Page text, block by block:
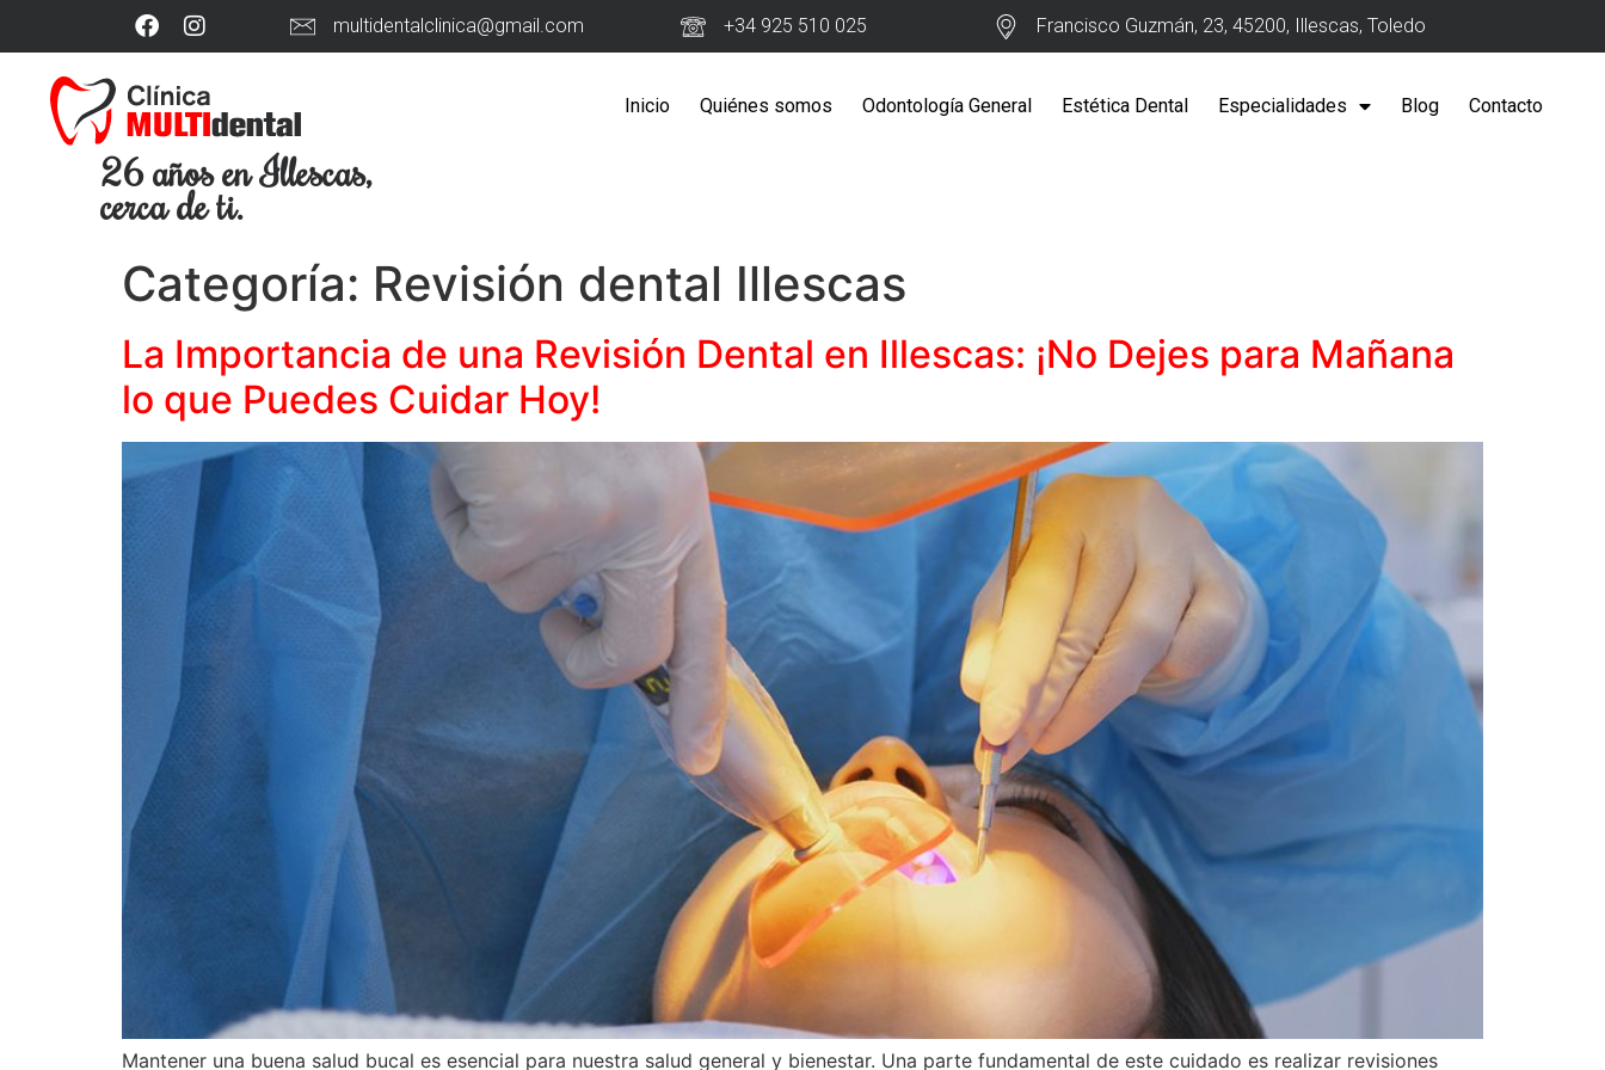
multidentalclinica@gmail.com +34 925 510 025 Francisco Guzmán, 23, 45200, Illescas, Toledo
26 años en Illescas,
cerca de ti.
Inicio Quiénes somos Odontología General Estética Dental Especialidades Blog Contacto
Categoría: Revisión dental Illescas
La Importancia de una Revisión Dental en Illescas: ¡No Dejes para Mañana
lo que Puedes Cuidar Hoy!
Mantener una buena salud bucal es esencial para nuestra salud general y bienestar. Una parte fundamental de este cuidado es realizar revisiones